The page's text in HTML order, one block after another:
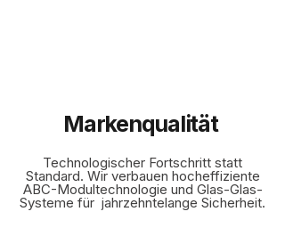
Markenqualität
Technologischer Fortschritt statt
Standard. Wir verbauen hocheffiziente
ABC-Modultechnologie und Glas-Glas-
Systeme für jahrzehntelange Sicherheit.